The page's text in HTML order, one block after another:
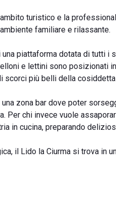
turistico e la
familiare e rilassante.
piattaforma dotata di tutti i
e lettini sono posizionati
scorci più belli della
zona bar dove poter
Per chi invece vuole
in cucina, preparando
il Lido la Ciurma si trova in